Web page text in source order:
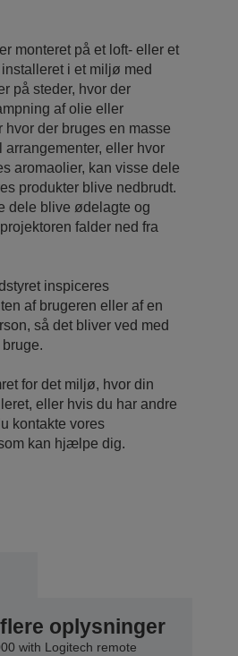
monteret på et loft- eller et
i et miljø med
på steder, hvor der
af olie eller
hvor der bruges en masse
arrangementer, eller hvor
aromaolier, kan visse dele
produkter blive nedbrudt.
dele blive ødelagte og
falder ned fra
inspiceres
af ​brugeren eller af en
så det bliver ved med
for det miljø, hvor din
eller hvis du har andre
kontakte vores
kan hjælpe dig.
oplysninger
with Logitech remote